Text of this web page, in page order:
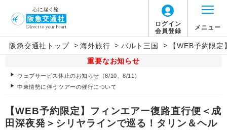
ログイン
会員登録
メニュー
阪急交通社トップ > 海外旅行 > バルト三国 >
【WEB予約限
重要なお知らせ
ウェブサービス休止のお知らせ（8/10、8/11）
中東情勢に伴うツアーの催行について
【WEB予約限定】フィンエアー復路直行便＜成
田深夜発＞シリヤラインで巡る！タリン＆ヘル